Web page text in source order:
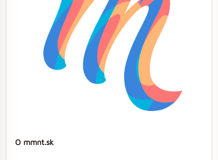
O mmnt.sk